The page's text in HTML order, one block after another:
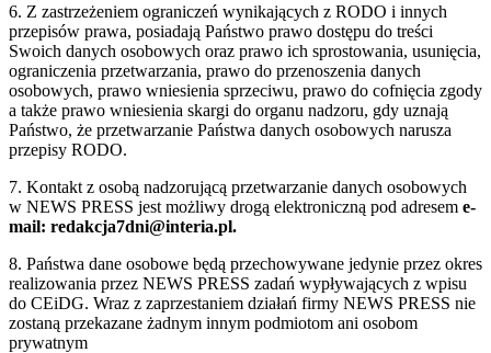
6. Z zastrzeżeniem ograniczeń wynikających z RODO i innych
przepisów prawa, posiadają Państwo prawo dostępu do treści
Swoich danych osobowych oraz prawo ich sprostowania, usunięcia,
ograniczenia przetwarzania, prawo do przenoszenia danych
osobowych, prawo wniesienia sprzeciwu, prawo do cofnięcia zgody
a także prawo wniesienia skargi do organu nadzoru, gdy uznają
Państwo, że przetwarzanie Państwa danych osobowych narusza
przepisy RODO.
7. Kontakt z osobą nadzorującą przetwarzanie danych osobowych
w NEWS PRESS jest możliwy drogą elektroniczną pod adresem e-
mail: redakcja7dni@interia.pl.
8. Państwa dane osobowe będą przechowywane jedynie przez okres
realizowania przez NEWS PRESS zadań wypływających z wpisu
do CEiDG. Wraz z zaprzestaniem działań firmy NEWS PRESS nie
zostaną przekazane żadnym innym podmiotom ani osobom
prywatnym